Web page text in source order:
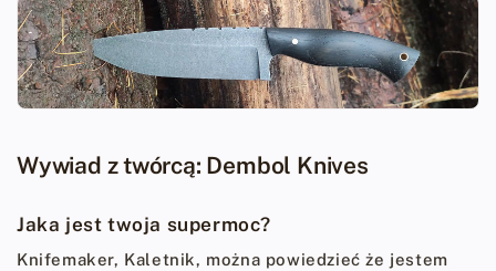
Wywiad z twórcą: Dembol Knives
Jaka jest twoja supermoc?
Knifemaker, Kaletnik, można powiedzieć że jestem